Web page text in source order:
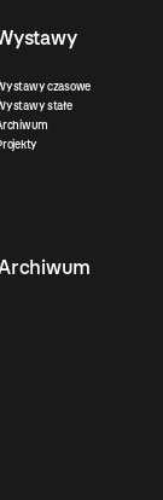
czasowe
stałe